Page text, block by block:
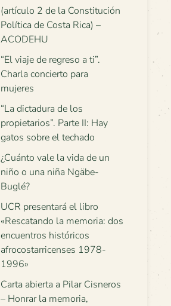
(artículo 2 de la Constitución
Política de Costa Rica) –
ACODEHU
“El viaje de regreso a ti”.
Charla concierto para
mujeres
“La dictadura de los
propietarios”. Parte II: Hay
gatos sobre el techado
¿Cuánto vale la vida de un
niño o una niña Ngäbe-
Buglé?
UCR presentará el libro
«Rescatando la memoria: dos
encuentros históricos
afrocostarricenses 1978-
1996»
Carta abierta a Pilar Cisneros
– Honrar la memoria,